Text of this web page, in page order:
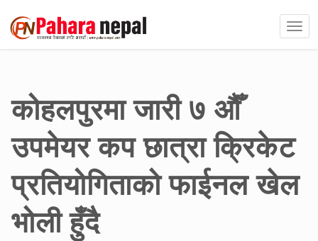
कोहलपुरमा जारी ७ औँ
उपमेयर कप छात्रा क्रिकेट
प्रतियोगिताको फाईनल खेल
भोली हुँदै